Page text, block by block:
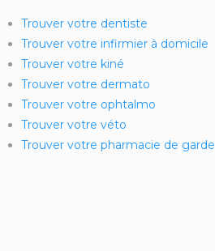
Trouver votre dentiste
Trouver votre infirmier à domicile
Trouver votre kiné
Trouver votre dermato
Trouver votre ophtalmo
Trouver votre véto
Trouver votre pharmacie de garde